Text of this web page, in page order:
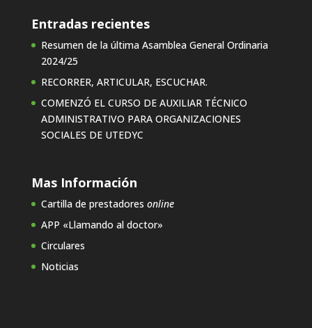
Entradas recientes
Resumen de la última Asamblea General Ordinaria
2024/25
RECORRER, ARTICULAR, ESCUCHAR.
COMENZÓ EL CURSO DE AUXILIAR TÉCNICO
ADMINISTRATIVO PARA ORGANIZACIONES
SOCIALES DE UTEDYC
Mas Información
Cartilla de prestadores online
APP «Llamando al doctor»
Circulares
Noticias